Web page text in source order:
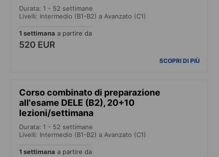
Durata: 1 - 52 settimane
Livelli: Intermedio (B1-B2) a Avanzato (C1)
1 settimana a partire da
520 EUR
SCOPRI DI PIÙ
Corso combinato di preparazione
all'esame DELE (B2), 20+10
lezioni/settimana
Durata: 1 - 52 settimane
Livelli: Intermedio (B1-B2) a Avanzato (C1)
1 settimana a partire da